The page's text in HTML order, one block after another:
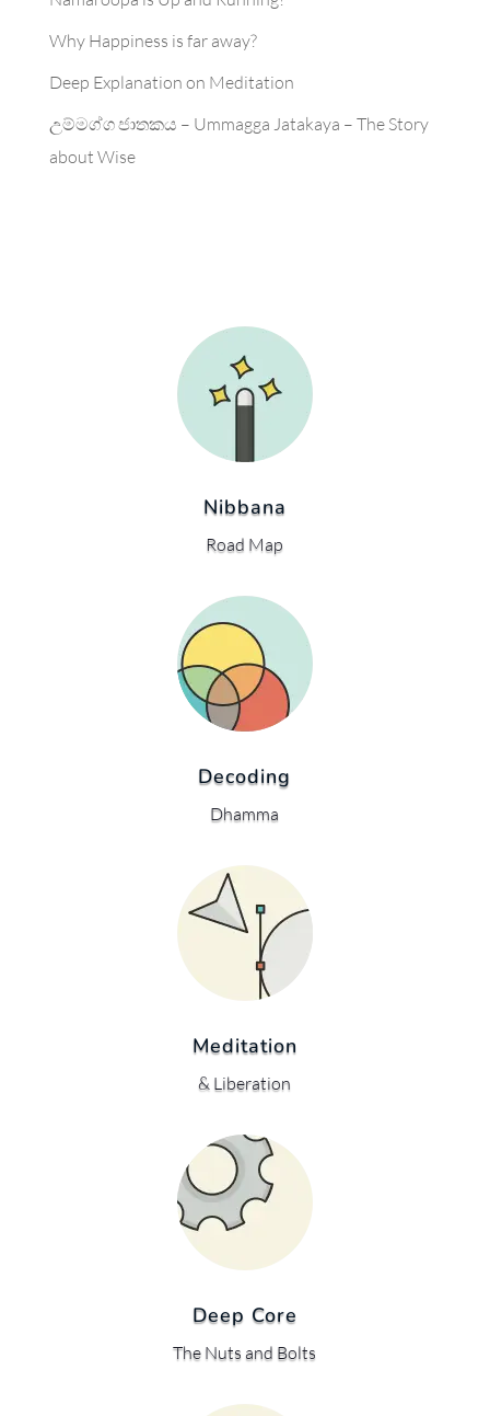
Why Happiness is far away?
Deep Explanation on Meditation
උම්මග්ග ජාතකය – Ummagga Jatakaya – The Story
about Wise
Nibbana
Road Map
Decoding
Dhamma
Meditation
& Liberation
Deep Core
The Nuts and Bolts